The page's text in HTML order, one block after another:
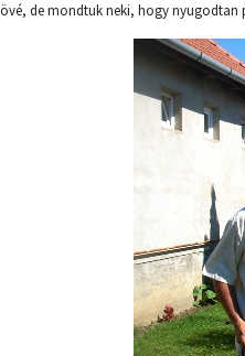
de mondtuk neki, hogy nyugodtan